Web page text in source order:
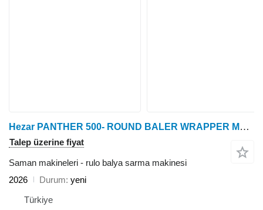
Hezar PANTHER 500- ROUND BALER WRAPPER MACHINE
Talep üzerine fiyat
Saman makineleri - rulo balya sarma makinesi
2026
Durum yeni
Türkiye